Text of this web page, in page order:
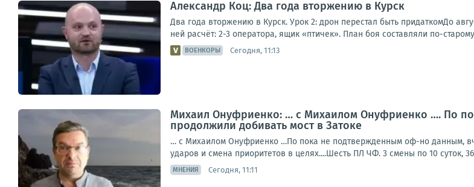
Александр Коц: Два года вторжению в Курск
Два года вторжению в Курск. Урок 2: дрон перестал быть придаткомДо
ней расчёт: 2-3 оператора, ящик «птичек». План боя составляли по-
ВОЕНКОРЫ Сегодня, 11:13
Михаил Онуфриенко: … с Михаилом Онуфриенко …. По
продолжили добивать мост в Затоке
… с Михаилом Онуфриенко …По пока не подтвержденным оф-но данным,
ударов и смена приоритетов в целях....Шесть ПЛ ЧФ. 3 смены по 10 суток,
МНЕНИЯ Сегодня, 11:11